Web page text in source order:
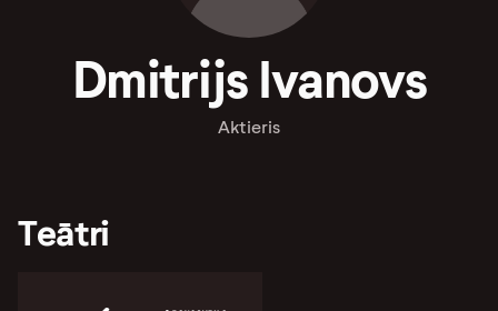
Dmitrijs Ivanovs
Aktieris
Teātri